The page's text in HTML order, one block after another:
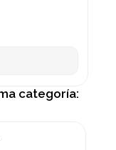
categoría: